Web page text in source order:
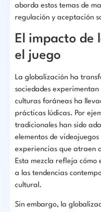
aborda estos temas de
regulación y aceptación
El impacto de
el juego
La globalización ha
sociedades
culturas foráneas ha
prácticas lúdicas. Por
tradicionales han sido
elementos de
experiencias que atraen
Esta mezcla refleja cómo
a las tendencias
cultural.
Sin embargo, la